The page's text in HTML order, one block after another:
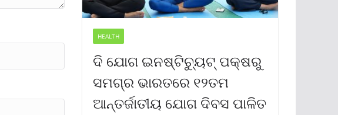
HEALTH
ଦି ଯୋଗ ଇନଷ୍ଟିଚ୍ୟୁଟ୍ ପକ୍ଷରୁ
ସମଗ୍ର ଭାରତରେ ୧୨ତମ
ଆନ୍ତର୍ଜାତୀୟ ଯୋଗ ଦିବସ ପାଳିତ